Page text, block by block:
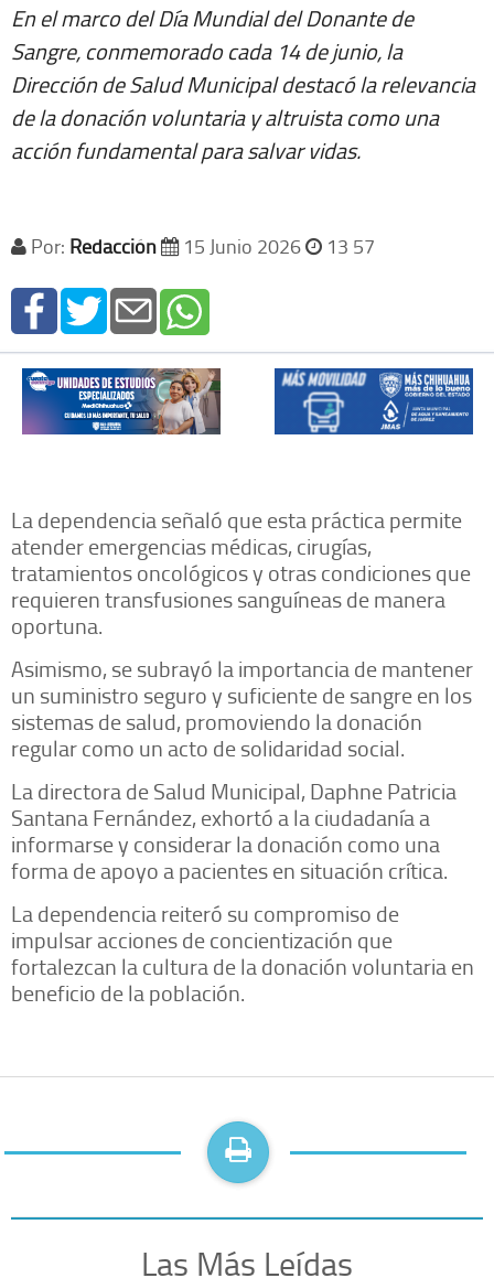
En el marco del Día Mundial del Donante de
Sangre, conmemorado cada 14 de junio, la
Dirección de Salud Municipal destacó la relevancia
de la donación voluntaria y altruista como una
acción fundamental para salvar vidas.
Por: Redacción 15 Junio 2026 13 57
La dependencia señaló que esta práctica permite
atender emergencias médicas, cirugías,
tratamientos oncológicos y otras condiciones que
requieren transfusiones sanguíneas de manera
oportuna.
Asimismo, se subrayó la importancia de mantener
un suministro seguro y suficiente de sangre en los
sistemas de salud, promoviendo la donación
regular como un acto de solidaridad social.
La directora de Salud Municipal, Daphne Patricia
Santana Fernández, exhortó a la ciudadanía a
informarse y considerar la donación como una
forma de apoyo a pacientes en situación crítica.
La dependencia reiteró su compromiso de
impulsar acciones de concientización que
fortalezcan la cultura de la donación voluntaria en
beneficio de la población.
Las Más Leídas